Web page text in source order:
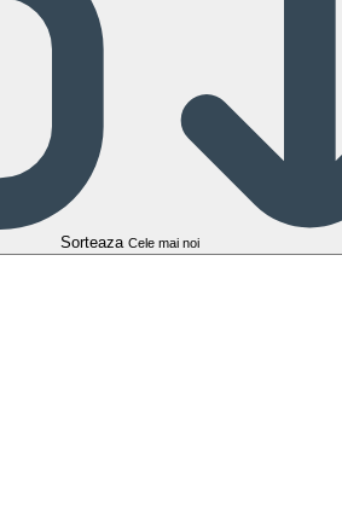
Sorteaza Cele mai noi